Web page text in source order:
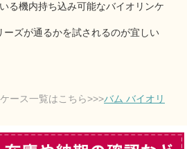
る機内持ち込み可能なバイオリンケ
ーズが通るかを試されるのが宜しい
ース一覧はこちら>>>バム バイオリ